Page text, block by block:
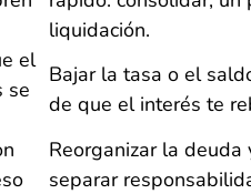
liquidación.
el
se
Bajar la tasa o el
de que el interés te
Reorganizar la deuda
separar